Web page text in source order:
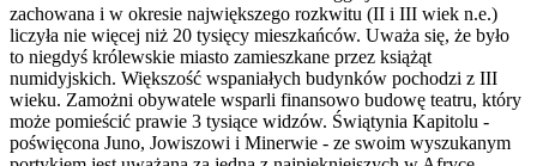
zachowana i w okresie największego rozkwitu (II i III wiek n.e.)
liczyła nie więcej niż 20 tysięcy mieszkańców. Uważa się, że było
to niegdyś królewskie miasto zamieszkane przez książąt
numidyjskich. Większość wspaniałych budynków pochodzi z III
wieku. Zamożni obywatele wsparli finansowo budowę teatru, który
może pomieścić prawie 3 tysiące widzów. Świątynia Kapitolu -
poświęcona Juno, Jowiszowi i Minerwie - ze swoim wyszukanym